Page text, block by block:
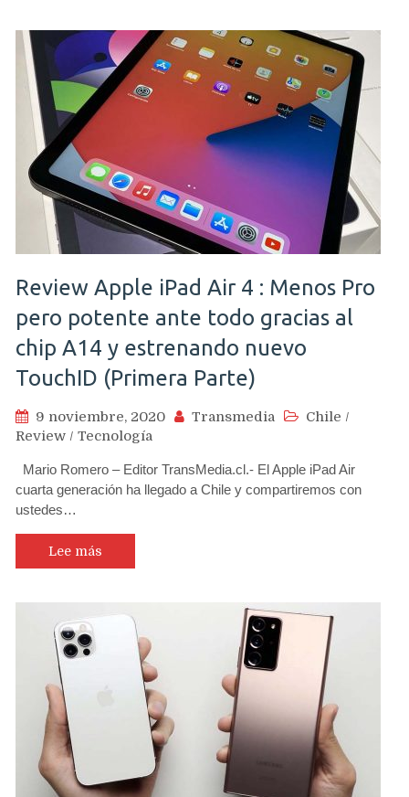
Review Apple iPad Air 4 : Menos Pro
pero potente ante todo gracias al
chip A14 y estrenando nuevo
TouchID (Primera Parte)
9 noviembre, 2020 Transmedia Chile /
Review / Tecnología
Mario Romero – Editor TransMedia.cl.- El Apple iPad Air
cuarta generación ha llegado a Chile y compartiremos con
ustedes…
Lee más